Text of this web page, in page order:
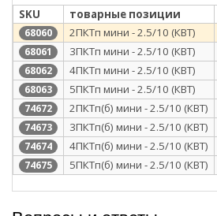
SKU товарные позиции
68060 2ПКТп мини - 2.5/10 (КВТ)
68061 3ПКТп мини - 2.5/10 (КВТ)
68062 4ПКТп мини - 2.5/10 (КВТ)
68063 5ПКТп мини - 2.5/10 (КВТ)
74672 2ПКТп(б) мини - 2.5/10 (КВТ)
74673 3ПКТп(б) мини - 2.5/10 (КВТ)
74674 4ПКТп(б) мини - 2.5/10 (КВТ)
74675 5ПКТп(б) мини - 2.5/10 (КВТ)